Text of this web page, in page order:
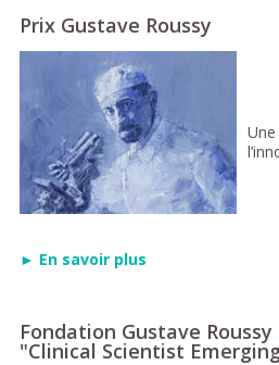
Prix Gustave Roussy
► En savoir plus
Fondation Gustave Roussy
"Clinical Scientist